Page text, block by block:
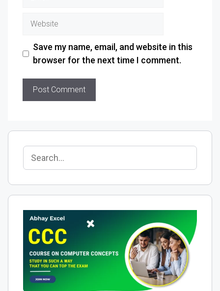
Save my name, email, and website in this
browser for the next time I comment.